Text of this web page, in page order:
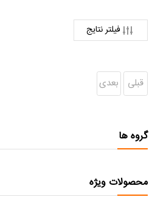
فیلتر نتایج
قبلی بعدی
گروه ها
محصولات ویژه